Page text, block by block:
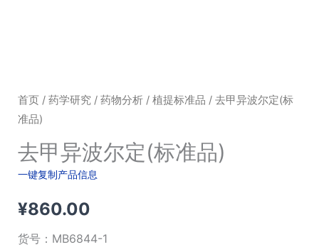
首页/ 药学研究/ 药物分析/ 植提标准品 / 去甲异波尔定(标
准品)
去甲异波尔定(标准品)
一键复制产品信息
¥860.00
货号： MB6844-1